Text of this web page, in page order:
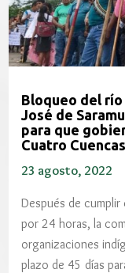
Bloqueo del río
José de
para que
Cuatro Cuencas
23 agosto, 2022
Después de
por 24 horas, la
organizaciones
plazo de 45 días